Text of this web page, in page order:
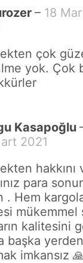
– 18
çok
yok. Çok
Kasapoğlu
2021
para
. Hem
mükemmel
kalitesini
başka
imkansız